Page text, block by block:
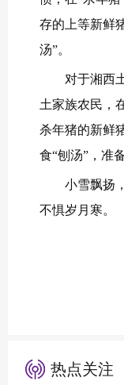
存的上等新鲜
汤”。
对于湘西
土家族农民，
杀年猪的新鲜
食“刨汤”，准
小雪飘扬
不惧岁月寒。
热点关注